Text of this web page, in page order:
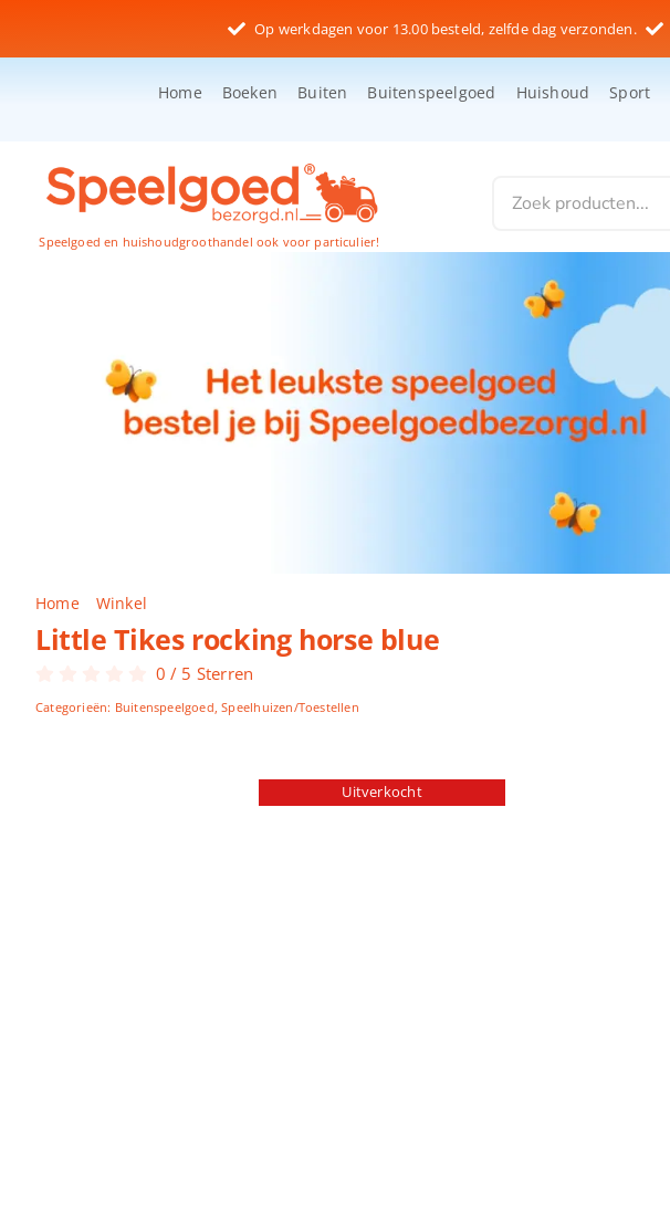
inhoud
Op werkdagen voor 13.00 besteld, zelfde dag verzonden.
Home Boeken Buiten Buitenspeelgoed Huishoud Sport
Speelgoed en huishoudgroothandel ook voor particulier!
Home Winkel
Little Tikes rocking horse blue
0 / 5 Sterren
Categorieën: Buitenspeelgoed,Speelhuizen/Toestellen
Uitverkocht